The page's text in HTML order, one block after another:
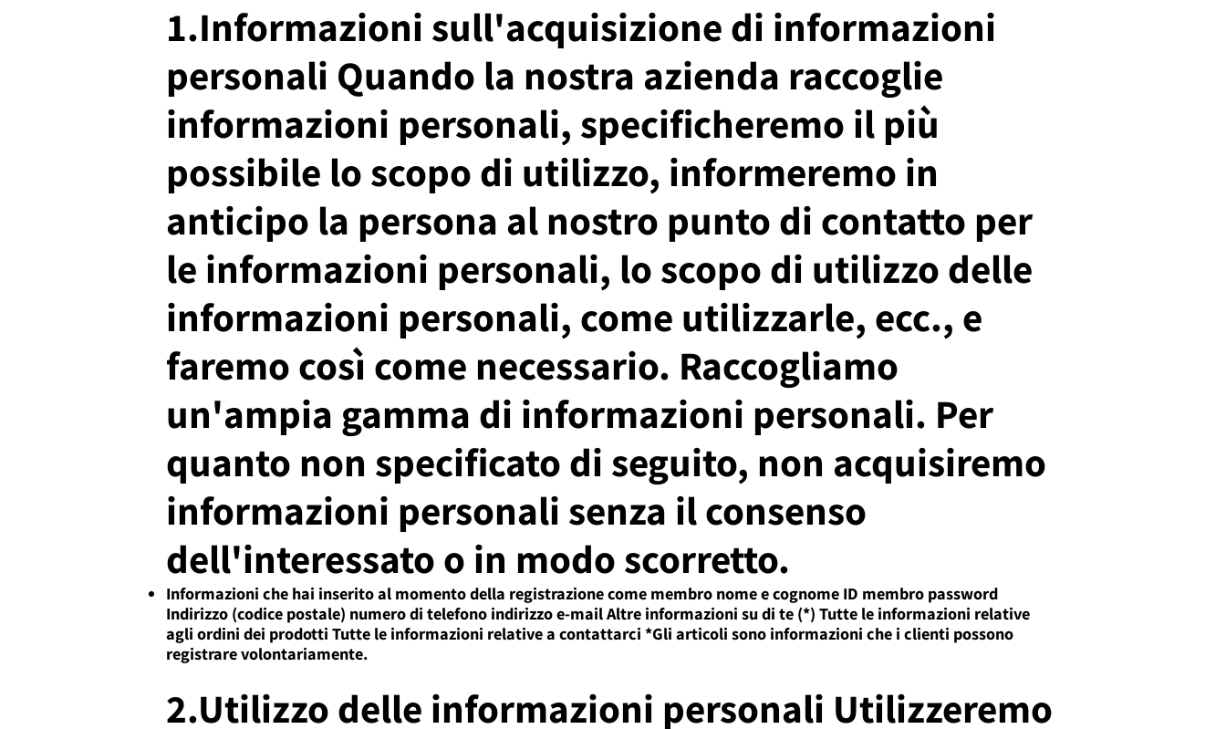
1.Informazioni sull'acquisizione di informazioni
personali Quando la nostra azienda raccoglie
informazioni personali, specificheremo il più
possibile lo scopo di utilizzo, informeremo in
anticipo la persona al nostro punto di contatto per
le informazioni personali, lo scopo di utilizzo delle
informazioni personali, come utilizzarle, ecc., e
faremo così come necessario. Raccogliamo
un'ampia gamma di informazioni personali. Per
quanto non specificato di seguito, non acquisiremo
informazioni personali senza il consenso
dell'interessato o in modo scorretto.
Informazioni che hai inserito al momento della registrazione come membro nome e cognome ID membro password
Indirizzo (codice postale) numero di telefono indirizzo e-mail Altre informazioni su di te (*) Tutte le informazioni relative
agli ordini dei prodotti Tutte le informazioni relative a contattarci *Gli articoli sono informazioni che i clienti possono
registrare volontariamente.
2.Utilizzo delle informazioni personali Utilizzeremo